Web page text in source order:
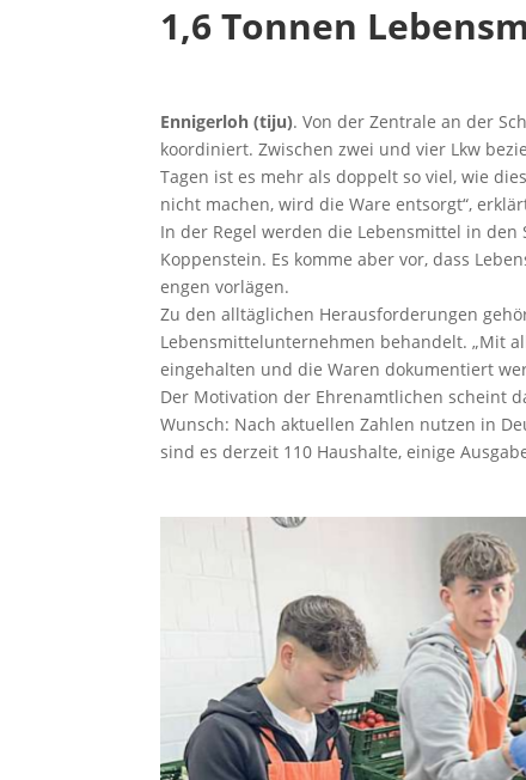
1,6 Tonnen
Ennigerloh (tiju). Von der Zentrale an der
koordiniert. Zwischen zwei und vier Lkw
Tagen ist es mehr als doppelt so viel, wie
nicht machen, wird die Ware entsorgt“,
In der Regel werden die Lebensmittel in
Koppenstein. Es komme aber vor, dass
engen vorlägen.
Zu den alltäglichen Herausforderungen
Lebensmittelunternehmen behandelt. „Mit
eingehalten und die Waren dokumentiert
Der Motivation der Ehrenamtlichen scheint
Wunsch: Nach aktuellen Zahlen nutzen in
sind es derzeit 110 Haushalte, einige